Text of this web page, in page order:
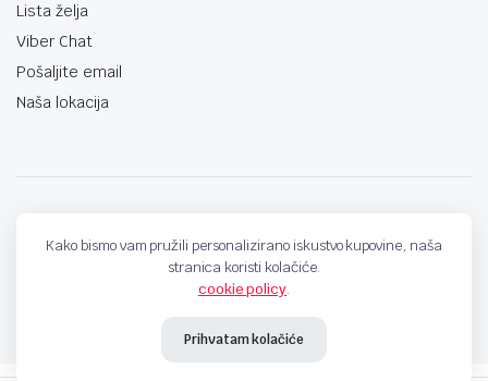
Lista želja
Viber Chat
Pošaljite email
Naša lokacija
Kako bismo vam pružili personalizirano iskustvo kupovine, naša
stranica koristi kolačiće.
cookie policy.
Prihvatam kolačiće